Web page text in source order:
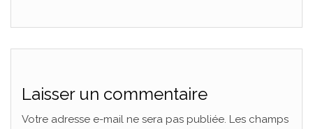
Laisser un commentaire
Votre adresse e-mail ne sera pas publiée. Les champs